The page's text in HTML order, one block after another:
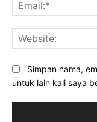
Simpan nama,
untuk lain kali saya